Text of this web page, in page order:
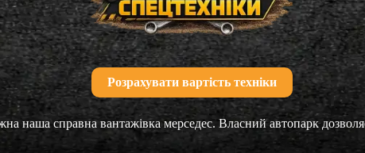
Розрахувати вартість техніки
наша справна вантажівка мерседес. Власний автопарк